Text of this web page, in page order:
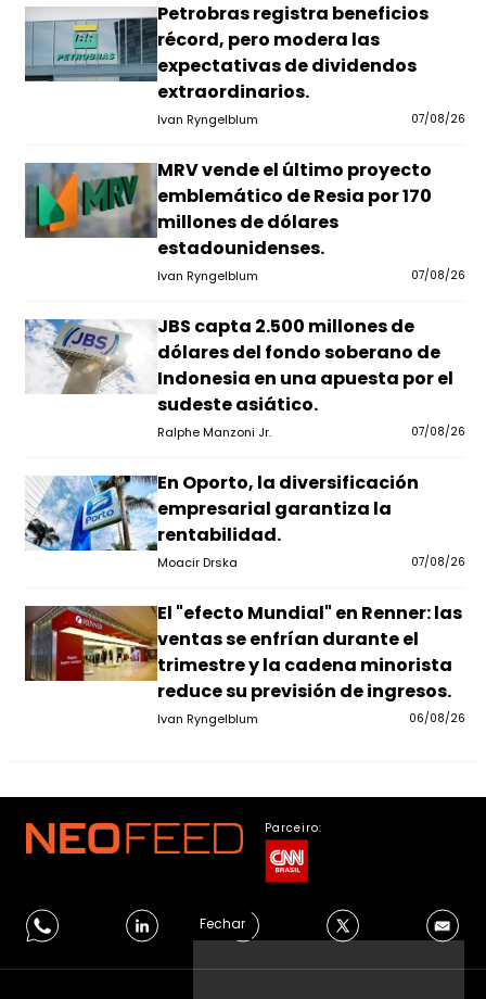
Petrobras registra beneficios
récord, pero modera las
expectativas de dividendos
extraordinarios.
Ivan Ryngelblum 07/08/26
MRV vende el último proyecto
emblemático de Resia por 170
millones de dólares
estadounidenses.
Ivan Ryngelblum 07/08/26
JBS capta 2.500 millones de
dólares del fondo soberano de
Indonesia en una apuesta por el
sudeste asiático.
Ralphe Manzoni Jr. 07/08/26
En Oporto, la diversificación
empresarial garantiza la
rentabilidad.
Moacir Drska 07/08/26
El "efecto Mundial" en Renner: las
ventas se enfrían durante el
trimestre y la cadena minorista
reduce su previsión de ingresos.
Ivan Ryngelblum 06/08/26
Fechar
Parceiro: